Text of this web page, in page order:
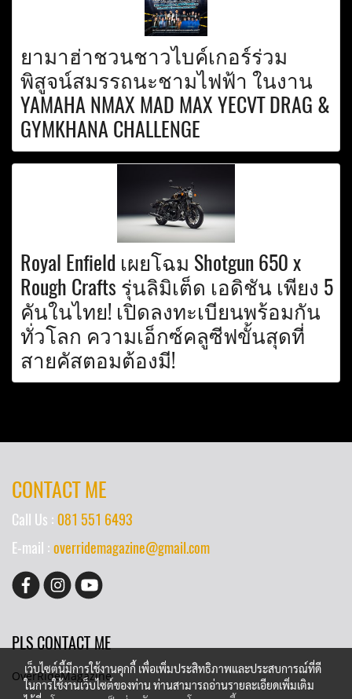
ยามาฮ่าชวนชาวไบค์เกอร์ร่วม
พิสูจน์สมรรถนะชามไฟฟ้า ในงาน
YAMAHA NMAX MAD MAX YECVT DRAG &
GYMKHANA CHALLENGE
Royal Enfield เผยโฉม Shotgun 650 x
Rough Crafts รุ่นลิมิเต็ด เอดิชัน เพียง 5
คันในไทย! เปิดลงทะเบียนพร้อมกัน
ทั่วโลก ความเอ็กซ์คลูซีฟขั้นสุดที่
สายคัสตอมต้องมี!
CONTACT ME
Call Us : 081 551 6493
E-mail : overridemagazine@gmail.com
PLS CONTACT ME
OverRideMagazine
เว็บไซต์นี้มีการใช้งานคุกกี้ เพื่อเพิ่มประสิทธิภาพและประสบการณ์ที่ดี
ในการใช้งานเว็บไซต์ของท่าน ท่านสามารถอ่านรายละเอียดเพิ่มเติม